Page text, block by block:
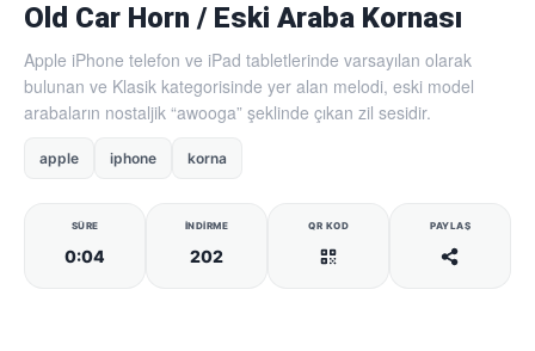
Old Car Horn / Eski Araba Kornası
Apple iPhone telefon ve iPad tabletlerinde varsayılan olarak
bulunan ve Klasik kategorisinde yer alan melodi, eski model
arabaların nostaljik “awooga” şeklinde çıkan zil sesidir.
apple iphone korna
SÜRE
0:04
İNDIRME
202
QR KOD PAYLAŞ